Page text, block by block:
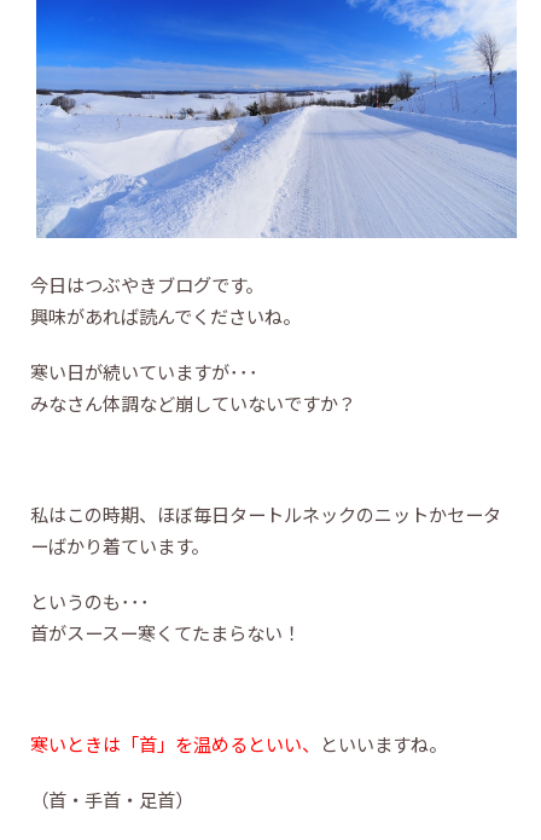
今日はつぶやきブログです。
興味があれば読んでくださいね。
寒い日が続いていますが･･･
みなさん体調など崩していないですか？
私はこの時期、ほぼ毎日タートルネックのニットかセータ
ーばかり着ています。
というのも･･･
首がスースー寒くてたまらない！
寒いときは「首」を温めるといい、 といいますね。
（首・手首・足首）